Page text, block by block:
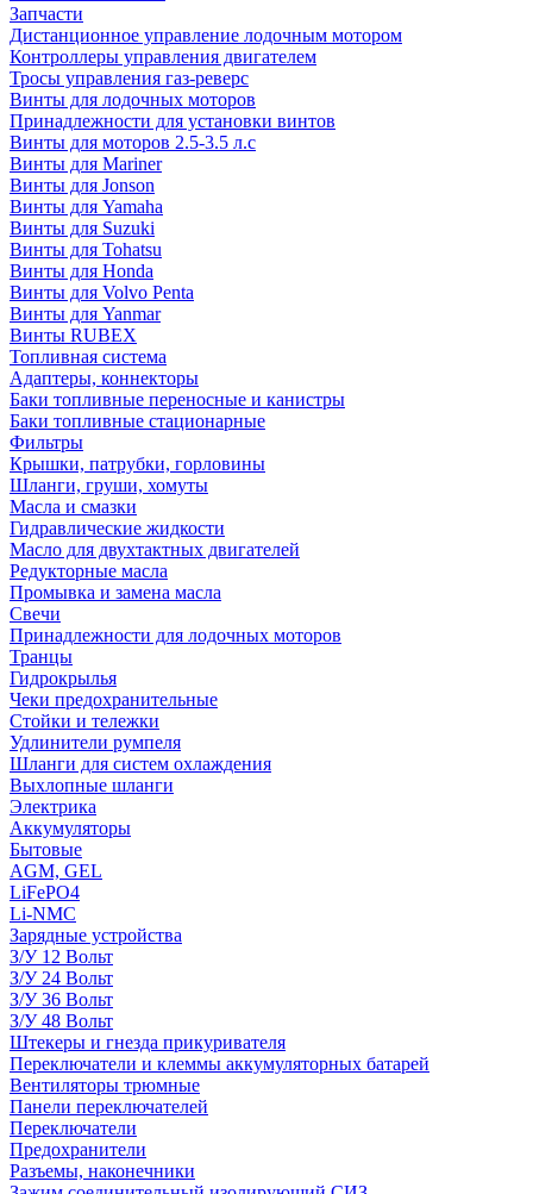
Запчасти
Дистанционное управление лодочным мотором
Контроллеры управления двигателем
Тросы управления газ-реверс
Винты для лодочных моторов
Принадлежности для установки винтов
Винты для моторов 2.5-3.5 л.с
Винты для Mariner
Винты для Jonson
Винты для Yamaha
Винты для Suzuki
Винты для Tohatsu
Винты для Honda
Винты для Volvo Penta
Винты для Yanmar
Винты RUBEX
Топливная система
Адаптеры, коннекторы
Баки топливные переносные и канистры
Баки топливные стационарные
Фильтры
Крышки, патрубки, горловины
Шланги, груши, хомуты
Масла и смазки
Гидравлические жидкости
Масло для двухтактных двигателей
Редукторные масла
Промывка и замена масла
Свечи
Принадлежности для лодочных моторов
Транцы
Гидрокрылья
Чеки предохранительные
Стойки и тележки
Удлинители румпеля
Шланги для систем охлаждения
Выхлопные шланги
Электрика
Аккумуляторы
Бытовые
AGM, GEL
LiFePO4
Li-NMC
Зарядные устройства
З/У 12 Вольт
З/У 24 Вольт
З/У 36 Вольт
З/У 48 Вольт
Штекеры и гнезда прикуривателя
Переключатели и клеммы аккумуляторных батарей
Вентиляторы трюмные
Панели переключателей
Переключатели
Предохранители
Разъемы, наконечники